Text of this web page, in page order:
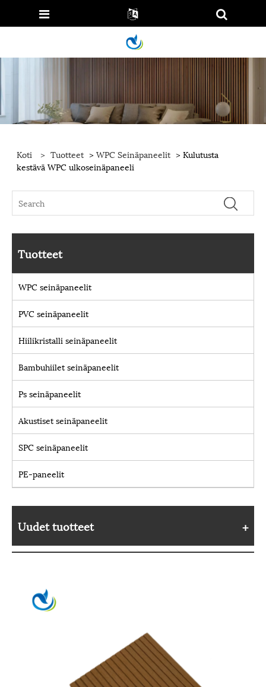
Koti > Tuotteet >WPC Seinäpaneelit > Kulutusta
kestävä WPC ulkoseinäpaneeli
Tuotteet
WPC seinäpaneelit
PVC seinäpaneelit
Hiilikristalli seinäpaneelit
Bambuhiilet seinäpaneelit
Ps seinäpaneelit
Akustiset seinäpaneelit
SPC seinäpaneelit
PE-paneelit
Uudet tuotteet